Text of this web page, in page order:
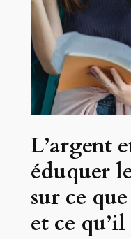
L’argent
éduquer
sur ce
et ce